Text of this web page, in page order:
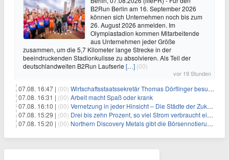
B2Run Berlin am 16. September 2026
können sich Unternehmen noch bis zum
26. August 2026 anmelden. Im
Olympiastadion kommen Mitarbeitende
aus Unternehmen jeder Größe
zusammen, um die 5,7 Kilometer lange Strecke in der
beeindruckenden Stadionkulisse zu absolvieren. Als Teil der
deutschlandweiten B2Run Laufserie […] (00)
vor 19 Stunden
07.08. 16:47 | (00) Wirtschaftsstaatssekretär Thomas Dörflinger besucht Handwerksbetrieb im Kammerbezirk Freiburg
07.08. 16:31 | (00) Arbeit macht Spaß oder krank
07.08. 16:10 | (00) Vernetzung in jeder Hinsicht – Die Städte der Zukunft sind grün-blau
07.08. 15:29 | (00) Drei bis zehn Prozent, so viel Strom verbraucht ein Aufzug im Gebäude
07.08. 15:20 | (00) Northern Discovery Metals gibt die Börsennotierung an der Frankfurter Wertpapierbörse bekannt